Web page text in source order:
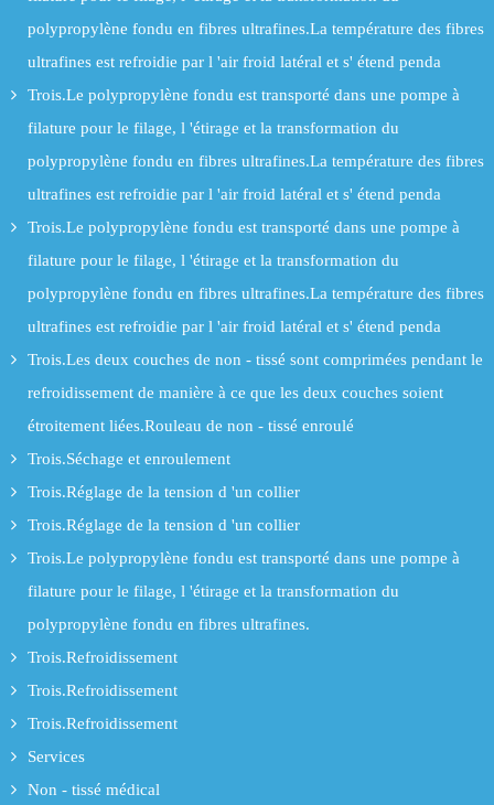
polypropylène fondu en fibres ultrafines.La température des fibres
ultrafines est refroidie par l 'air froid latéral et s' étend penda
Trois.Le polypropylène fondu est transporté dans une pompe à
filature pour le filage, l 'étirage et la transformation du
polypropylène fondu en fibres ultrafines.La température des fibres
ultrafines est refroidie par l 'air froid latéral et s' étend penda
Trois.Le polypropylène fondu est transporté dans une pompe à
filature pour le filage, l 'étirage et la transformation du
polypropylène fondu en fibres ultrafines.La température des fibres
ultrafines est refroidie par l 'air froid latéral et s' étend penda
Trois.Les deux couches de non - tissé sont comprimées pendant le
refroidissement de manière à ce que les deux couches soient
étroitement liées.Rouleau de non - tissé enroulé
Trois.Séchage et enroulement
Trois.Réglage de la tension d 'un collier
Trois.Réglage de la tension d 'un collier
Trois.Le polypropylène fondu est transporté dans une pompe à
filature pour le filage, l 'étirage et la transformation du
polypropylène fondu en fibres ultrafines.
Trois.Refroidissement
Trois.Refroidissement
Trois.Refroidissement
Services
Non - tissé médical